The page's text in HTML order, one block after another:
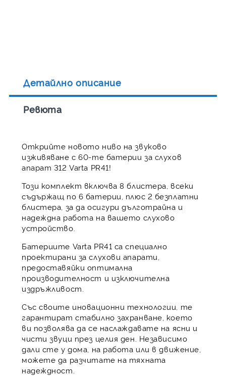
Детайлно описание
Ревюта
Открийте новото ниво на звуково
изживяване с 60-те батерии за слухов
апарат 312 Varta PR41!
Този комплект включва 8 блистера, всеки
съдържащ по 6 батерии, плюс 2 безплатни
блистера, за да осигури дълготрайна и
надеждна работа на вашето слухово
устройство.
Батериите Varta PR41 са специално
проектирани за слухови апарати,
предоставяйки оптимална
производителност и изключителна
издръжливост.
Със своите иновационни технологии, те
гарантират стабилно захранване, което
ви позволява да се наслаждавате на ясни и
чисти звуци през целия ден. Независимо
дали сте у дома, на работа или в движение,
можете да разчитате на тяхната
надеждност.